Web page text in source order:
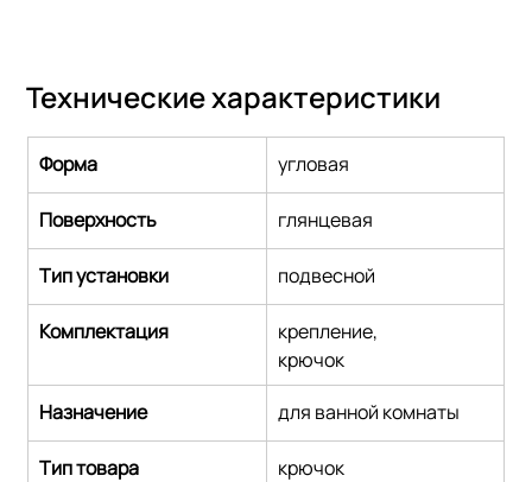
Технические характеристики
Форма угловая
Поверхность глянцевая
Тип установки подвесной
Комплектация
крепление,
крючок
Назначение
для ванной комнаты
Тип товара крючок